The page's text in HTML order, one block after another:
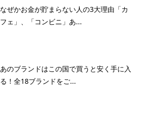
なぜかお金が貯まらない人の3大理由「カ
フェ」、「コンビニ」あ...
あのブランドはこの国で買うと安く手に入
る！全18ブランドをご...